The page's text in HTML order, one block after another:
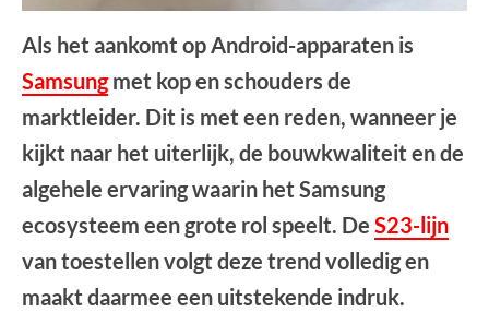
Als het aankomt op Android-apparaten is
Samsungmet kop en schouders de
marktleider. Dit is met een reden, wanneer je
kijkt naar het uiterlijk, de bouwkwaliteit en de
algehele ervaring waarin het Samsung
ecosysteem een grote rol speelt. De S23-lijn
van toestellen volgt deze trend volledig en
maakt daarmee een uitstekende indruk.